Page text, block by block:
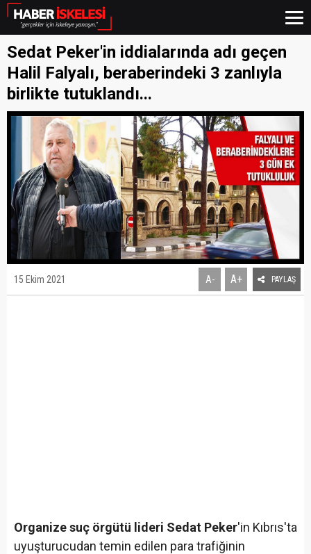
Sedat Peker'in iddialarında adı geçen
Halil Falyalı, beraberindeki 3 zanlıyla
birlikte tutuklandı...
15 Ekim 2021 A- A+ PAYLAŞ
Organize suç örgütü lideri Sedat Peker'in Kıbrıs'ta
uyuşturucudan temin edilen para trafiğinin